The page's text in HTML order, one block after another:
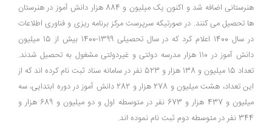
هنرستانی اضافه شد و اکنون یک میلیون و 884 هزار دانش آموز در هنرستان
ها تحصیل می کنند. در صورتیکه سرپرست مرکز برنامه ریزی و فناوری اطلاعات
در سال 1400 اعلام کرد که در سال تحصیلی 1399-1400 بیش از 15 میلیون
دانش آموز در 110 هزار مدرسه دولتی و غیردولتی مشغول به تحصیل شدند.
تعداد 15 میلیون و 138 هزار و 523 نفر در سامانه سناد ثبت نام کرده اند که از
این تعداد، هشت میلیون و 278 هزار و 282 دانش آموز در دوره ابتدایی، سه
میلیون و 437 هزار و 673 نفر در متوسطه اول و دو میلیون و 689 هزار و
344 نفر در متوسطه دوم ثبت نام نموده اند.